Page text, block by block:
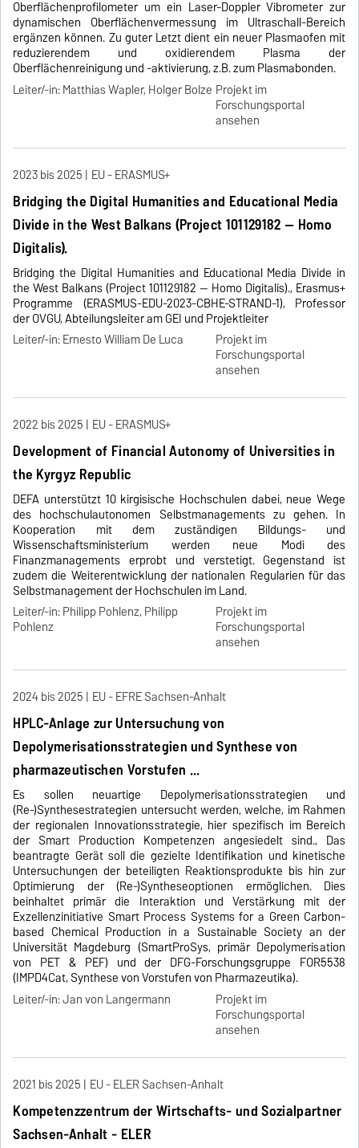
Oberflächenprofilometer um ein Laser-Doppler Vibrometer zur
dynamischen Oberflächenvermessung im Ultraschall-Bereich
ergänzen können. Zu guter Letzt dient ein neuer Plasmaofen mit
reduzierendem und oxidierendem Plasma der
Oberflächenreinigung und -aktivierung, z.B. zum Plasmabonden.
Leiter/-in: Matthias Wapler, Holger Bolze Projekt im
Forschungsportal
ansehen
2023 bis 2025 EU - ERASMUS+
Bridging the Digital Humanities and Educational Media
Divide in the West Balkans (Project 101129182 — Homo
Digitalis).
Bridging the Digital Humanities and Educational Media Divide in
the West Balkans (Project 101129182 — Homo Digitalis)., Erasmus+
Programme (ERASMUS-EDU-2023-CBHE-STRAND-1), Professor
der OVGU, Abteilungsleiter am GEI und Projektleiter
Leiter/-in: Ernesto William De Luca
Projekt im
Forschungsportal
ansehen
2022 bis 2025 EU - ERASMUS+
Development of Financial Autonomy of Universities in
the Kyrgyz Republic
DEFA unterstützt 10 kirgisische Hochschulen dabei, neue Wege
des hochschulautonomen Selbstmanagements zu gehen. In
Kooperation mit dem zuständigen Bildungs- und
Wissenschaftsministerium werden neue Modi des
Finanzmanagements erprobt und verstetigt. Gegenstand ist
zudem die Weiterentwicklung der nationalen Regularien für das
Selbstmanagement der Hochschulen im Land.
Leiter/-in: Philipp Pohlenz, Philipp
Pohlenz
Projekt im
Forschungsportal
ansehen
2024 bis 2025 EU - EFRE Sachsen-Anhalt
HPLC-Anlage zur Untersuchung von
Depolymerisationsstrategien und Synthese von
pharmazeutischen Vorstufen ...
Es sollen neuartige Depolymerisationsstrategien und
(Re-)Synthesestrategien untersucht werden, welche, im Rahmen
der regionalen Innovationsstrategie, hier spezifisch im Bereich
der Smart Production Kompetenzen angesiedelt sind., Das
beantragte Gerät soll die gezielte Identifikation und kinetische
Untersuchungen der beteiligten Reaktionsprodukte bis hin zur
Optimierung der (Re-)Syntheseoptionen ermöglichen. Dies
beinhaltet primär die Interaktion und Verstärkung mit der
Exzellenzinitiative Smart Process Systems for a Green Carbon-
based Chemical Production in a Sustainable Society an der
Universität Magdeburg (SmartProSys, primär Depolymerisation
von PET & PEF) und der DFG-Forschungsgruppe FOR5538
(IMPD4Cat, Synthese von Vorstufen von Pharmazeutika).
Leiter/-in: Jan von Langermann
Projekt im
Forschungsportal
ansehen
2021 bis 2025 EU - ELER Sachsen-Anhalt
Kompetenzzentrum der Wirtschafts- und Sozialpartner
Sachsen-Anhalt - ELER